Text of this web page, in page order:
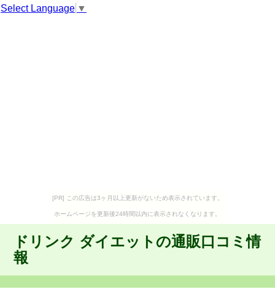
Select Language ▼
[PR] この広告は3ヶ月以上更新がないため表示されています。
ホームページを更新後24時間以内に表示されなくなります。
ドリンク ダイエットの通販口コミ情
報